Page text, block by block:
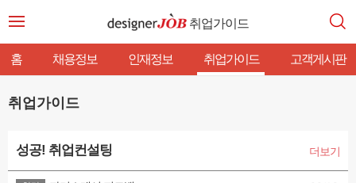
취업가이드
홈 채용정보 인재정보 취업가이드 고객게시판
취업가이드
성공! 취업컨설팅 더보기